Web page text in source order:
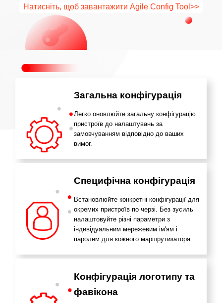
Натисніть, щоб завантажити Agile Config Tool>>
Загальна конфігурація
Легко оновлюйте загальну конфігурацію
пристроїв до налаштувань за
замовчуванням відповідно до ваших
вимог.
Специфічна конфігурація
Встановлюйте конкретні конфігурації для
окремих пристроїв по черзі. Без зусиль
налаштовуйте різні параметри з
індивідуальним мережевим ім'ям і
паролем для кожного маршрутизатора.
Конфігурація логотипу та
фавікона